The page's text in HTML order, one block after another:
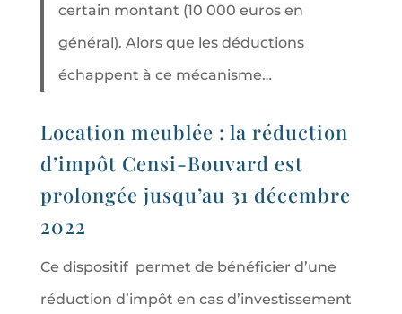
certain montant (10 000 euros en
général). Alors que les déductions
échappent à ce mécanisme…
Location meublée : la réduction
d’impôt Censi-Bouvard est
prolongée jusqu’au 31 décembre
2022
Ce dispositif permet de bénéficier d’une
réduction d’impôt en cas d’investissement